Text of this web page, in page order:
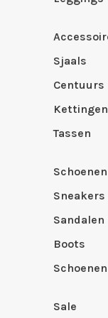
Sjaals
Centuurs
Kettingen
Tassen
Schoenen
Sneakers
Sandalen
Boots
Schoenen
Sale